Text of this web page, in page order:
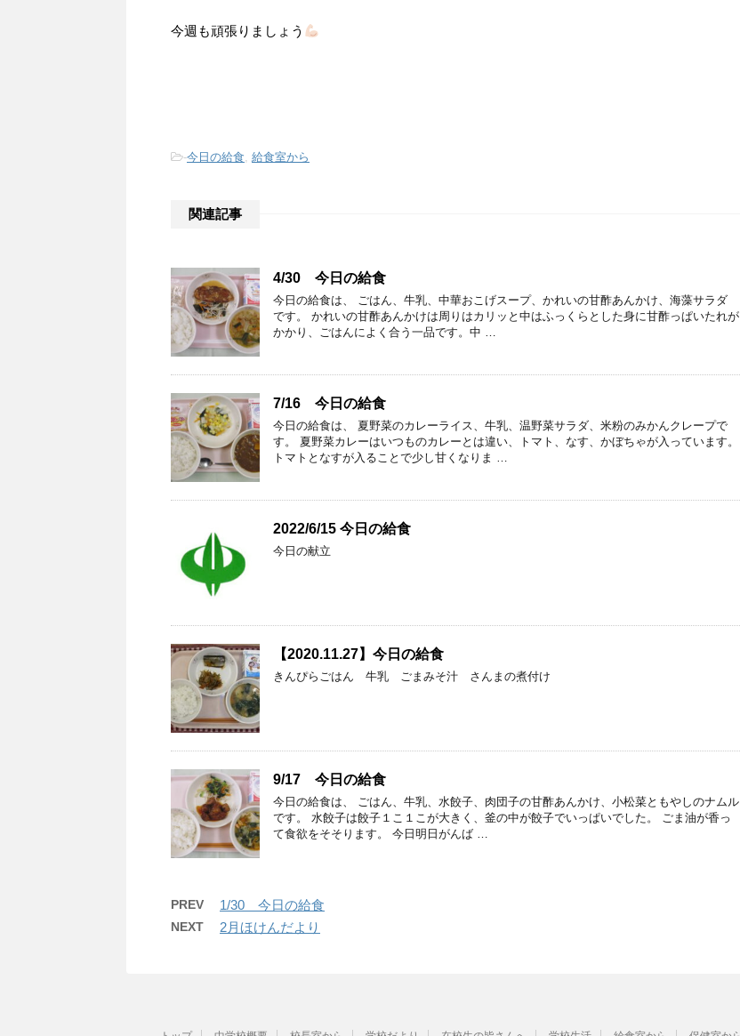
今週も頑張りましょう
-今日の給食, 給食室から
関連記事
4/30 今日の給食
今日の給食は、 ごはん、牛乳、中華おこげスープ、かれいの甘酢あんかけ、海藻サラダ
です。 かれいの甘酢あんかけは周りはカリッと中はふっくらとした身に甘酢っぱいたれが
かかり、ごはんによく合う一品です。中 …
7/16 今日の給食
今日の給食は、 夏野菜のカレーライス、牛乳、温野菜サラダ、米粉のみかんクレープで
す。 夏野菜カレーはいつものカレーとは違い、トマト、なす、かぼちゃが入っています。
トマトとなすが入ることで少し甘くなりま …
2022/6/15 今日の給食
今日の献立
【2020.11.27】今日の給食
きんぴらごはん 牛乳 ごまみそ汁 さんまの煮付け
9/17 今日の給食
今日の給食は、 ごはん、牛乳、水餃子、肉団子の甘酢あんかけ、小松菜ともやしのナムル
です。 水餃子は餃子１こ１こが大きく、釜の中が餃子でいっぱいでした。 ごま油が香っ
て食欲をそそります。 今日明日がんば …
PREV 1/30 今日の給食
NEXT 2月ほけんだより